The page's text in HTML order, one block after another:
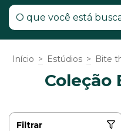
Início > Estúdios > Bite
Coleção
Filtrar